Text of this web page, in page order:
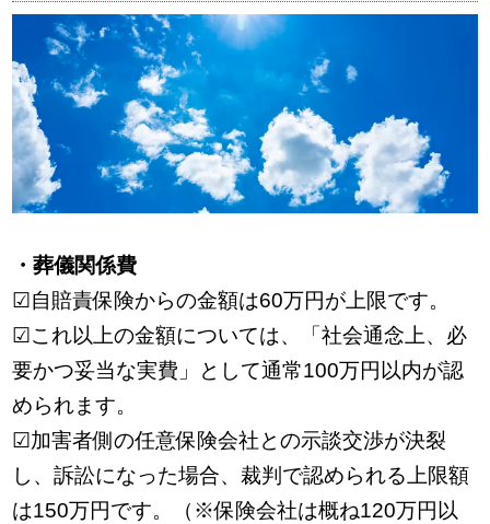
・葬儀関係費
☑自賠責保険からの金額は60万円が上限です。
☑これ以上の金額については、「社会通念上、必
要かつ妥当な実費」として通常100万円以内が認
められます。
☑加害者側の任意保険会社との示談交渉が決裂
し、訴訟になった場合、裁判で認められる上限額
は150万円です。（※保険会社は概ね120万円以